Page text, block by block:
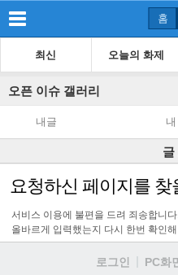
홈
최신 오늘의 화제
오픈 이슈 갤러리
내글
글
요청하신 페이지를 찾
서비스 이용에 불편을 드려 죄송합니
올바르게 입력했는지 다시 한번 확인
로그인 PC화